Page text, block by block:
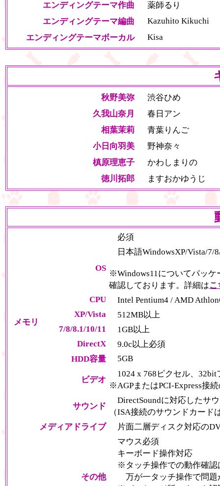
エンディングテーマ作曲
薬師るり
エンディングテーマ編曲
Kazuhito Kikuchi
エンディングテーマボーカル
Kisa
秋野美弥
渋谷ひめ
久我山奈月
春日アン
相葉茉莉
青葉りんご
小日向羽美
野神奈々
槙原理恵子
かわしまりの
徳川拓郎
ますおかゆうじ
必須
OS
日本語WindowsXP/Vista/7/
※Windows11についてパッ
確認しております。詳細はこ
CPU
Intel Pentium4 / AMD
メモリ
XP/Vista
512MB以上
7/8/8.1/10/11
1GB以上
DirectX
9.0c以上必須
HDD容量
5GB
ビデオ
1024 x 768ピクセル、32bit
※AGPまたはPCI-Express接
サウンド
DirectSoundに対応したサ
（ISA接続のサウンドカード
メディアドライブ
片面二層ディスク対応の
その他
マウス必須
キーボード操作対応
※タッチ操作での動作確認
万が一タッチ操作で問題